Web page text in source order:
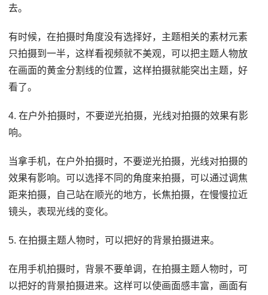
去。
有时候，在拍摄时角度没有选择好，主题相关的素材元素
只拍摄到一半，这样看视频就不美观，可以把主题人物放
在画面的黄金分割线的位置，这样拍摄就能突出主题，好
看了。
4. 在户外拍摄时，不要逆光拍摄，光线对拍摄的效果有影
响。
当拿手机，在户外拍摄时，不要逆光拍摄，光线对拍摄的
效果有影响。可以选择不同的角度来拍摄，可以通过调焦
距来拍摄，自己站在顺光的地方，长焦拍摄，在慢慢拉近
镜头，表现光线的变化。
5. 在拍摄主题人物时，可以把好的背景拍摄进来。
在用手机拍摄时，背景不要单调，在拍摄主题人物时，可
以把好的背景拍摄进来。这样可以使画面感丰富，画面有